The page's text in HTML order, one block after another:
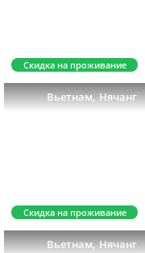
Скидка на проживание
Вьетнам,Нячанг
Скидка на проживание
Вьетнам,Нячанг